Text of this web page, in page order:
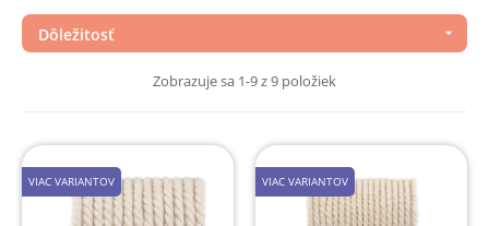
Dôležitosť 
Zobrazuje sa 1-9 z 9 položiek
VIAC VARIANTOV VIAC VARIANTOV